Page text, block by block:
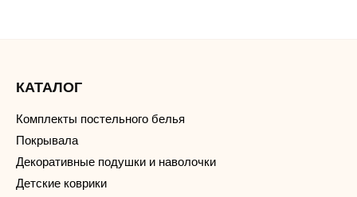
КАТАЛОГ
Комплекты постельного белья
Покрывала
Декоративные подушки и наволочки
Детские коврики